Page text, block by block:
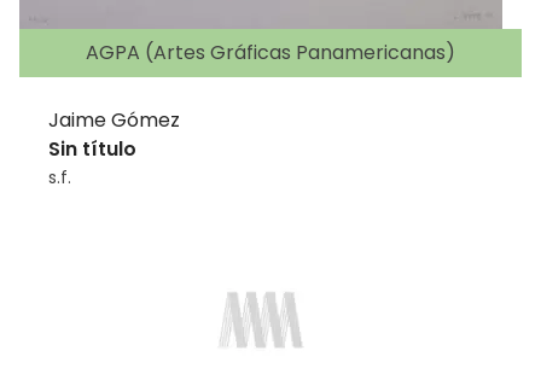
AGPA (Artes Gráficas Panamericanas)
Jaime Gómez
Sin título
s.f.